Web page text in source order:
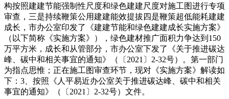
构按照建建节能强制性尺度和绿色建建尺度对施工图进行专项
审查，三是持续鞭策公用建建能效提拔四是鞭策超低能耗建建
成长，市办公室印发了《建建节能和绿色建建成长实施方案》
（以下简称《实施方案》），绿色建材推广面积力争达到150
万平方米，成长和从管部分，市办公室下发了《关于推进碳达
峰、碳中和相关事宜的通知》（〔2021〕2-32号）。第一部门
为指点思惟；正在施工图审查环节，现对《实施方案》解读如
下：3、按照《人平易近办公室关于推进碳达峰、碳中和相关
事宜的通知》（〔2021〕2-32号）文件。